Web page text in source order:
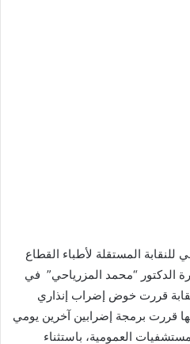
للنقابة المستقلة لأطباء القطاع
الدكتور “محمد المزرياحي” في
قررت خوض إضراب إنذاري
أنها قررت برمجة إضرابين آخرين يومي
المستشفيات العمومية، باستثناء